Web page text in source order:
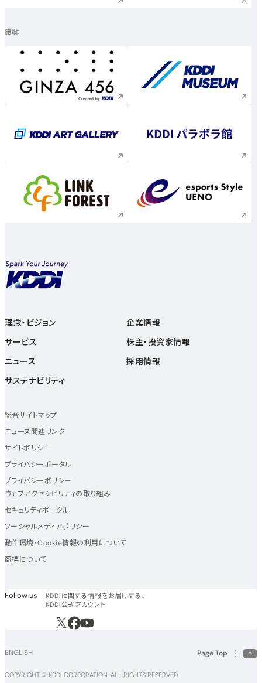
施設
新規ウィンドウで開く 新規ウィンドウで
新規ウィンドウで開く 新規ウィンドウで
新規ウィンドウで開く 新規ウィンドウで
理念・ビジョン
サービス
ニュース
サステナビリティ
企業情報
株主・投資家情報
採用情報
総合サイトマップ
ニュース関連リンク
サイトポリシー
プライバシーポータル
プライバシーポリシー
ウェブアクセシビリティの取り組み
セキュリティポータル
ソーシャルメディアポリシー
動作環境・Cookie情報の利用について
商標について
Follow us フォローアス
KDDIに関する情報をお届けする、
KDDI公式アカウント
新規ウィンドウで開く
新規ウィンドウで開く
新規ウィンドウで開く
ENGLISH Page Top
COPYRIGHT © KDDI CORPORATION, ALL RIGHTS RESERVED.